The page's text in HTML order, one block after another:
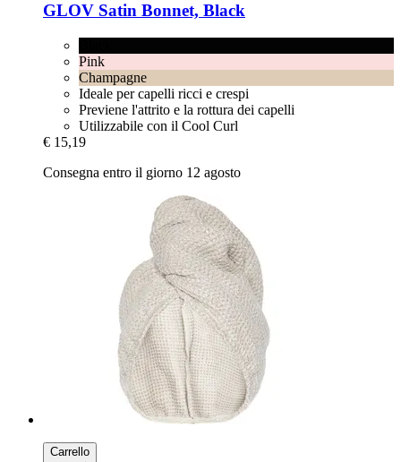
GLOV Satin Bonnet, Black
Pink
Champagne
Ideale per capelli ricci e crespi
Previene l'attrito e la rottura dei capelli
Utilizzabile con il Cool Curl
€ 15,19
Consegna entro il giorno 12 agosto
Carrello